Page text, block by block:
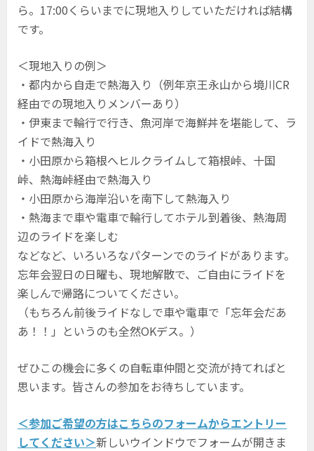
ら。17:00くらいまでに現地入りしていただければ結構
です。
＜現地入りの例＞
・都内から自走で熱海入り（例年京王永山から境川CR
経由での現地入りメンバーあり）
・伊東まで輪行で行き、魚河岸で海鮮丼を堪能して、ラ
イドで熱海入り
・小田原から箱根へヒルクライムして箱根峠、十国
峠、熱海峠経由で熱海入り
・小田原から海岸沿いを南下して熱海入り
・熱海まで車や電車で輪行してホテル到着後、熱海周
辺のライドを楽しむ
などなど、いろいろなパターンでのライドがあります。
忘年会翌日の日曜も、現地解散で、ご自由にライドを
楽しんで帰路についてください。
（もちろん前後ライドなしで車や電車で「忘年会だあ
あ！！」というのも全然OKデス。）
ぜひこの機会に多くの自転車仲間と交流が持てればと
思います。皆さんの参加をお待ちしています。
＜参加ご希望の方はこちらのフォームからエントリー
してください＞新しいウインドウでフォームが開きま